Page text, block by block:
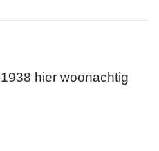
hier woonachtig